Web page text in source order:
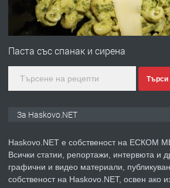
ПРЕДЛАГА
ПРОСТОРЕН
КУБА
ПРЕДЛАГА
Паста със спанак и сирена
Търси
За Haskovo.NET
Haskovo.NET е собственост на ЕСКОМ
Всички статии, репортажи, интервюта и
графични и видео материали,
собственост на Haskovo.NET, освен ако